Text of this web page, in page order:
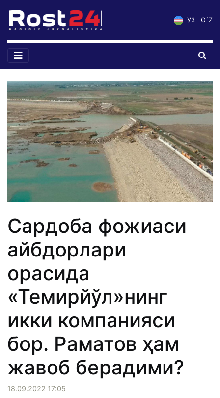
УЗ O`Z
Сардоба фожиаси
айбдорлари
орасида
«Темирйўл»нинг
икки компанияси
бор. Раматов ҳам
жавоб берадими?
18.09.2022 17:05